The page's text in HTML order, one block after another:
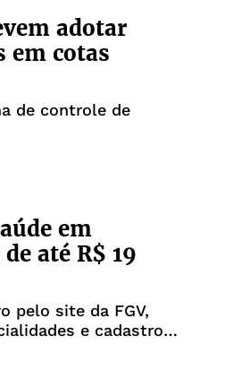
adotar
em cotas
de controle de
em
até R$ 19
pelo site da FGV,
e cadastro